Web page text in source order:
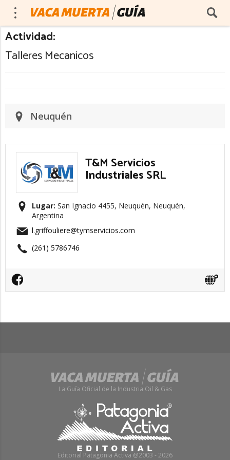
Actividad:
Talleres Mecanicos
Neuquén
T&M Servicios
Industriales SRL
Lugar: San Ignacio 4455, Neuquén, Neuquén,
Argentina
l.griffouliere@tymservicios.com
(261) 5786746
La Guía Oficial de la Industria Oil & Gas
Editorial Patagonia Activa @2003 - 2026